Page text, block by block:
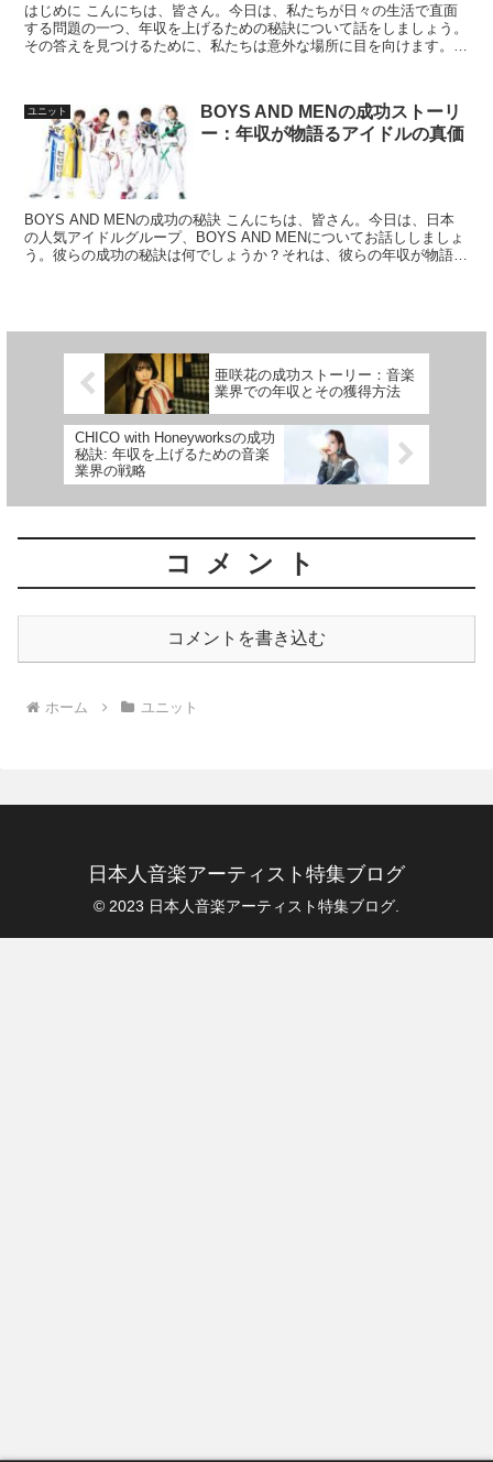
はじめに こんにちは、皆さん。今日は、私たちが日々の生活で直面
する問題の一つ、年収を上げるための秘訣について話をしましょう。
その答えを見つけるために、私たちは意外な場所に目を向けます。そ
ユニット
BOYS AND MENの成功ストーリ
ー：年収が物語るアイドルの真価
BOYS AND MENの成功の秘訣 こんにちは、皆さん。今日は、日本
の人気アイドルグループ、BOYS AND MENについてお話ししましょ
う。彼らの成功の秘訣は何でしょうか？それは、彼らの年収が物語っ
亜咲花の成功ストーリー：音楽
業界での年収とその獲得方法
CHICO with Honeyworksの成功
秘訣: 年収を上げるための音楽
業界の戦略
コメント
コメントを書き込む
ホーム ユニット
日本人音楽アーティスト特集ブログ
© 2023 日本人音楽アーティスト特集ブログ.